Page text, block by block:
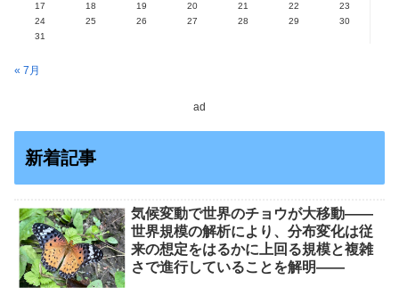
17
18 19 20 21 22
23
24
25 26 27 28 29
30
31
« 7月
ad
新着記事
気候変動で世界のチョウが大移動――
世界規模の解析により、分布変化は従
来の想定をはるかに上回る規模と複雑
さで進行していることを解明――